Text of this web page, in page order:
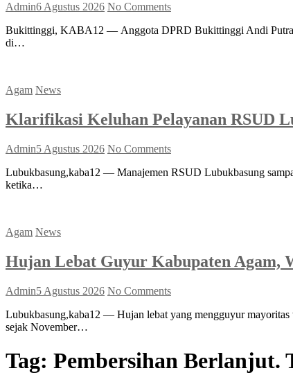
Admin6 Agustus 2026 No Comments
Bukittinggi, KABA12 — Anggota DPRD Bukittinggi Andi Putra
di…
Agam News
Klarifikasi Keluhan Pelayanan RSUD
Admin5 Agustus 2026 No Comments
Lubukbasung,kaba12 — Manajemen RSUD Lubukbasung
ketika…
Agam News
Hujan Lebat Guyur Kabupaten Agam,
Admin5 Agustus 2026 No Comments
Lubukbasung,kaba12 — Hujan lebat yang mengguyur
sejak November…
Tag: Pembersihan Berlanjut.